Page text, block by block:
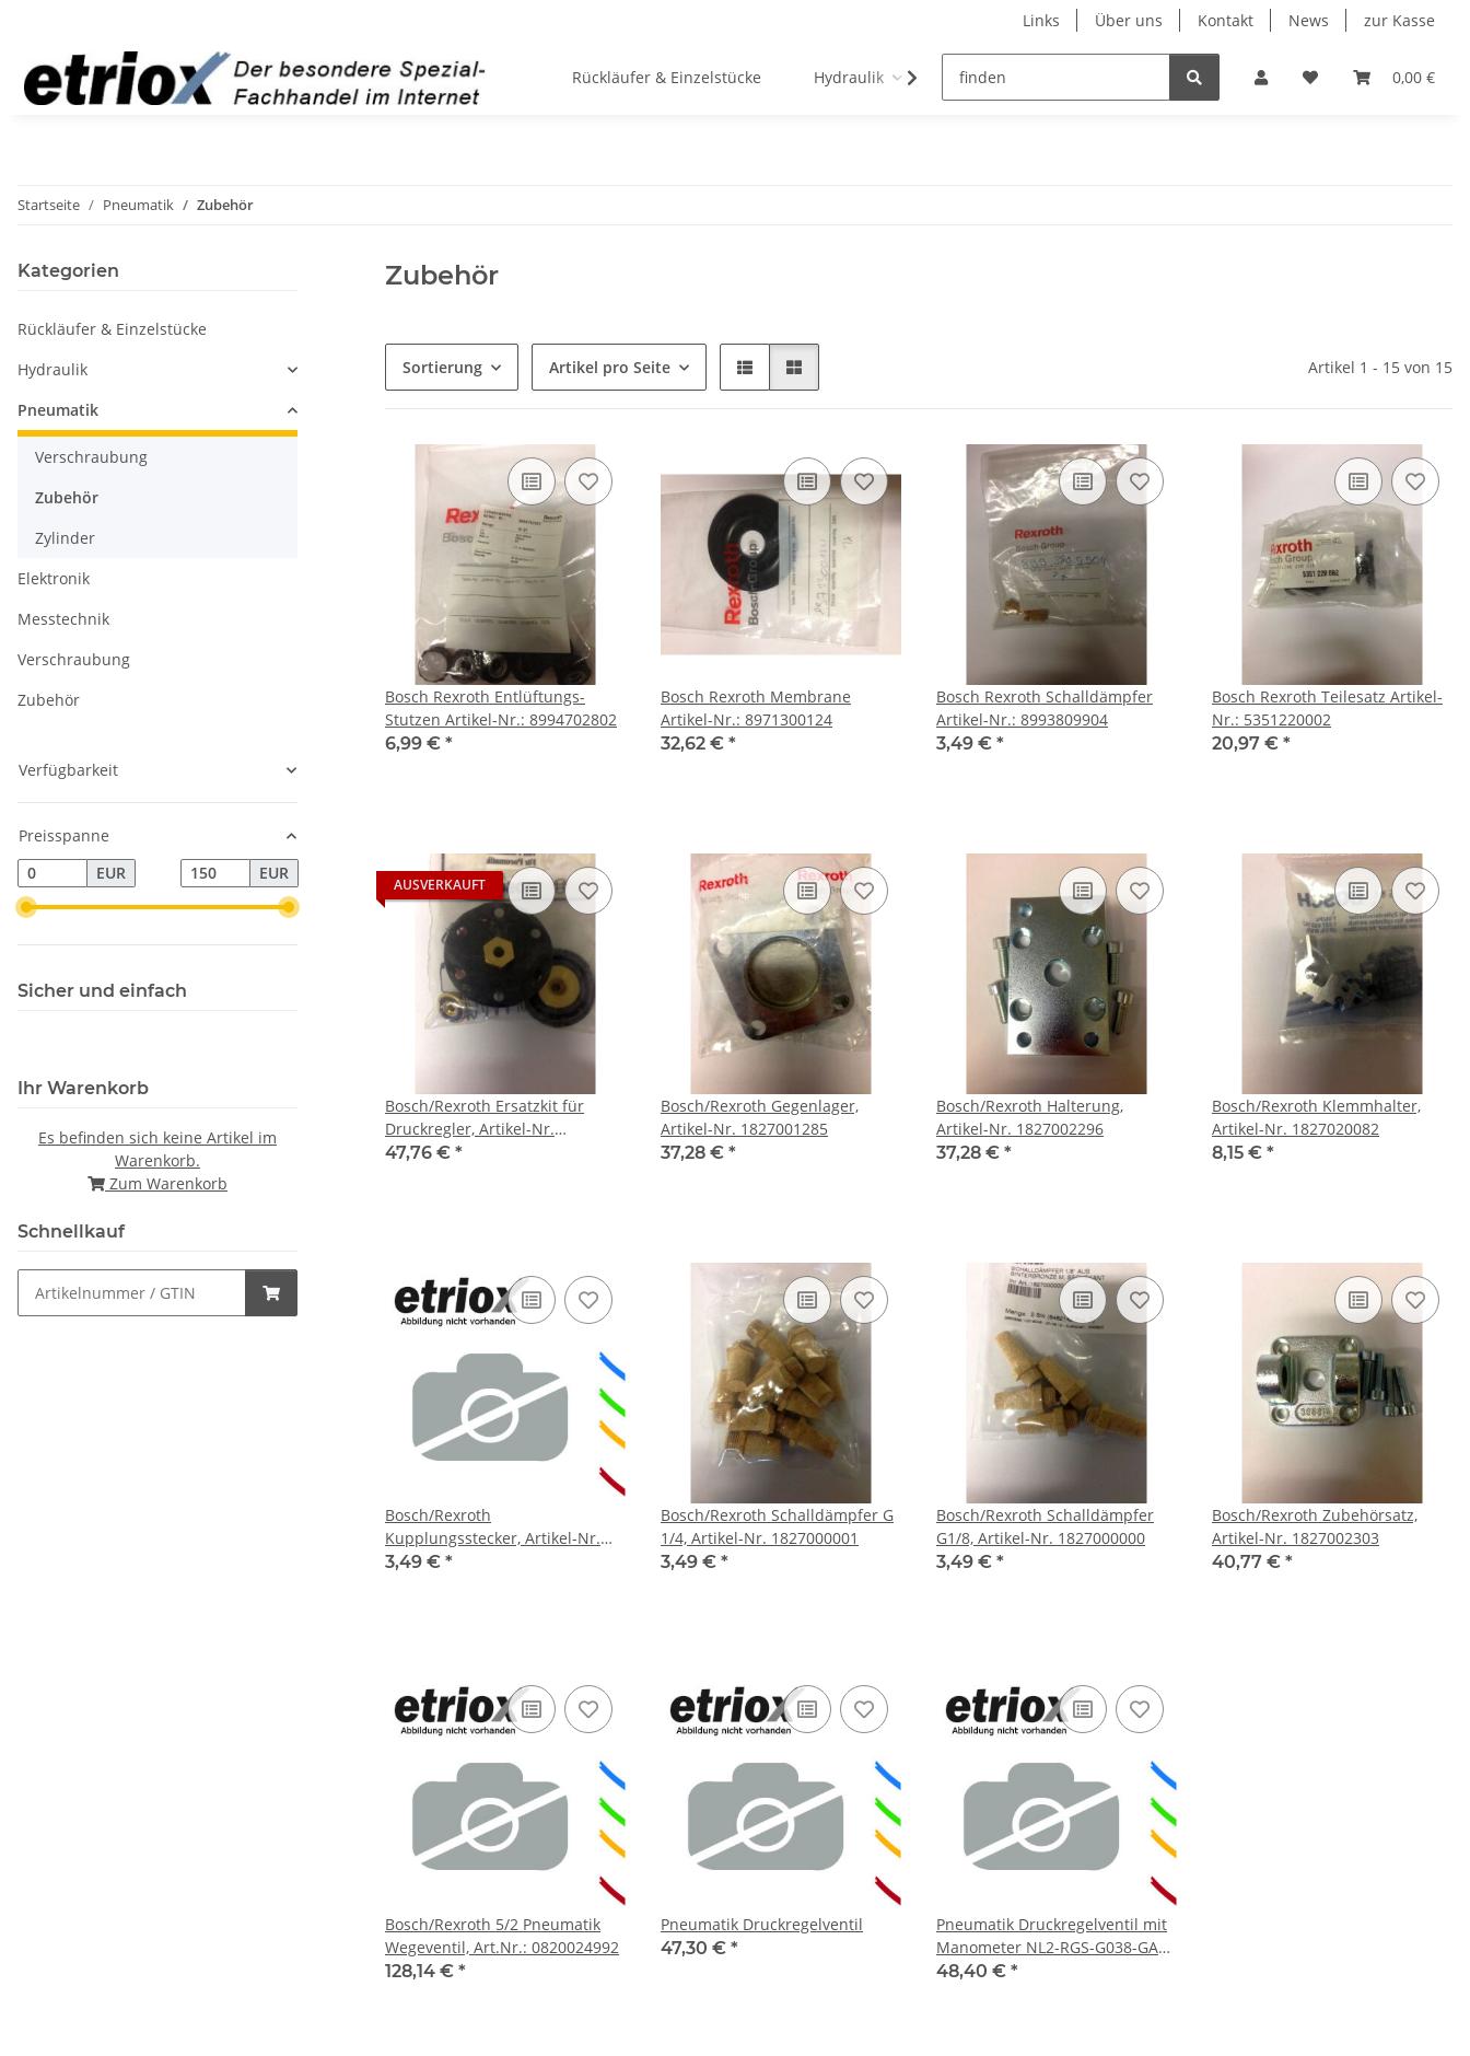
Links Über uns Kontakt News zur Kasse
0,00 €
Rückläufer & Einzelstücke Hydraulik Pneumatik Messtechnik
Startseite Pneumatik Zubehör
Zubehör
Sortierung Artikel pro Seite Artikel 1 - 15 von 15
Bosch Rexroth Entlüftungs-
Stutzen Artikel-Nr.: 8994702802
6,99 € *
Bosch Rexroth Membrane
Artikel-Nr.: 8971300124
32,62 € *
Bosch Rexroth Schalldämpfer
Artikel-Nr.: 8993809904
3,49 € *
Bosch Rexroth Teilesatz Artikel-
Nr.: 5351220002
20,97 € *
AUSVERKAUFT
Bosch/Rexroth Ersatzkit für
Druckregler, Artikel-Nr.
1827009366
47,76 € *
Bosch/Rexroth Gegenlager,
Artikel-Nr. 1827001285
37,28 € *
Bosch/Rexroth Halterung,
Artikel-Nr. 1827002296
37,28 € *
Bosch/Rexroth Klemmhalter,
Artikel-Nr. 1827020082
8,15 € *
Bosch/Rexroth
Kupplungsstecker, Artikel-Nr.
2121004050
3,49 € *
Bosch/Rexroth Schalldämpfer G
1/4, Artikel-Nr. 1827000001
3,49 € *
Bosch/Rexroth Schalldämpfer
G1/8, Artikel-Nr. 1827000000
3,49 € *
Bosch/Rexroth Zubehörsatz,
Artikel-Nr. 1827002303
40,77 € *
Bosch/Rexroth 5/2 Pneumatik
Wegeventil, Art.Nr.: 0820024992
128,14 € *
Pneumatik Druckregelventil
47,30 € *
Pneumatik Druckregelventil mit
Manometer NL2-RGS-G038-GAU-
MAN-100-SS
48,40 € *
Kategorien
Rückläufer & Einzelstücke
Hydraulik
Pneumatik
Verschraubung
Zubehör
Zylinder
Elektronik
Messtechnik
Verschraubung
Zubehör
Verfügbarkeit
Preisspanne
EUR
EUR
Sicher und einfach
Ihr Warenkorb
Es befinden sich keine Artikel im
Warenkorb.
Zum Warenkorb
Schnellkauf